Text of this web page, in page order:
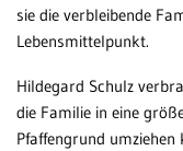
sie die verbleibende
Lebensmittelpunkt.
Hildegard Schulz
die Familie in eine
Pfaffengrund